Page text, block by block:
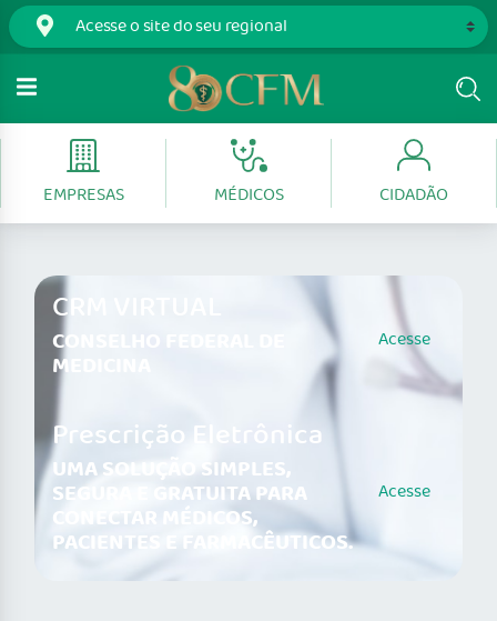
EMPRESAS MÉDICOS CIDADÃO
CRM VIRTUAL
CONSELHO FEDERAL DE
MEDICINA
Acesse
Prescrição Eletrônica
UMA SOLUÇÃO SIMPLES,
SEGURA E GRATUITA PARA
CONECTAR MÉDICOS,
PACIENTES E FARMACÊUTICOS.
Acesse